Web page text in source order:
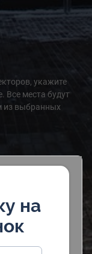
укажите
Все места будут
из выбранных
на